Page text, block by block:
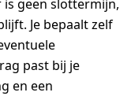
is geen slottermijn,
Je bepaalt zelf
past bij je
en een